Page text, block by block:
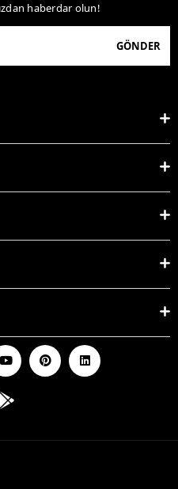
haberdar olun!
GÖNDER